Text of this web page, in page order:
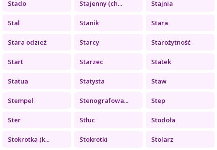
Stado Stajenny (ch... Stajnia
Stal Stanik Stara
Stara odzież Starcy Starożytność
Start Starzec Statek
Statua Statysta Staw
Stempel Stenografowa... Step
Ster Stłuc Stodoła
Stokrotka (k... Stokrotki Stolarz